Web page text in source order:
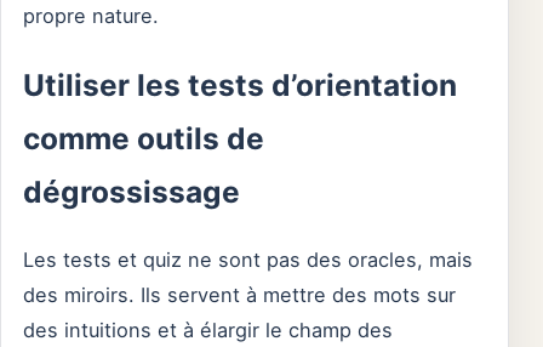
propre nature.
Utiliser les tests d’orientation
comme outils de
dégrossissage
Les tests et quiz ne sont pas des oracles, mais
des miroirs. Ils servent à mettre des mots sur
des intuitions et à élargir le champ des